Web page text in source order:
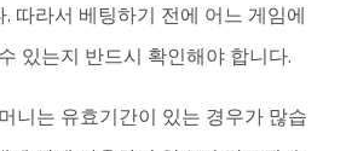
따라서 베팅하기 전에 어느 게임에
있는지 반드시 확인해야 합니다.
니는 유효기간이 있는 경우가 많습